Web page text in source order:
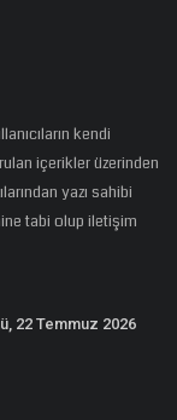
kendi
içerikler üzerinden
yazı sahibi
tabi olup iletişim
22 Temmuz 2026